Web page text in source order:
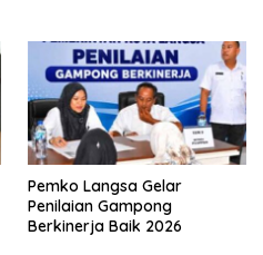
Pemko Langsa Gelar
Penilaian Gampong
Berkinerja Baik 2026